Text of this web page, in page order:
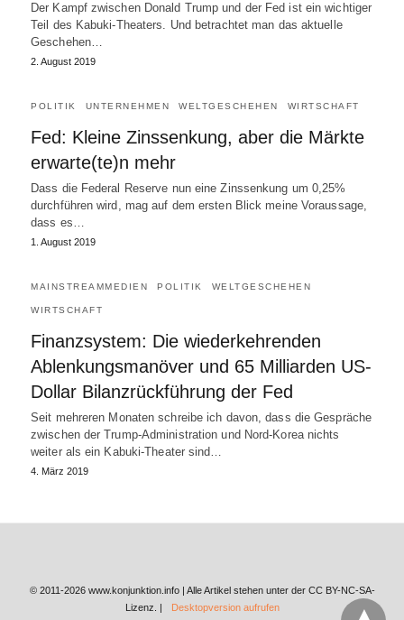
Der Kampf zwischen Donald Trump und der Fed ist ein wichtiger
Teil des Kabuki-Theaters. Und betrachtet man das aktuelle
Geschehen…
2. August 2019
POLITIK UNTERNEHMEN WELTGESCHEHEN WIRTSCHAFT
Fed: Kleine Zinssenkung, aber die Märkte
erwarte(te)n mehr
Dass die Federal Reserve nun eine Zinssenkung um 0,25%
durchführen wird, mag auf dem ersten Blick meine Voraussage,
dass es…
1. August 2019
MAINSTREAMMEDIEN POLITIK WELTGESCHEHEN
WIRTSCHAFT
Finanzsystem: Die wiederkehrenden
Ablenkungsmanöver und 65 Milliarden US-
Dollar Bilanzrückführung der Fed
Seit mehreren Monaten schreibe ich davon, dass die Gespräche
zwischen der Trump-Administration und Nord-Korea nichts
weiter als ein Kabuki-Theater sind…
4. März 2019
© 2011-2026 www.konjunktion.info | Alle Artikel stehen unter der CC BY-NC-SA-
Lizenz. |
Desktopversion aufrufen